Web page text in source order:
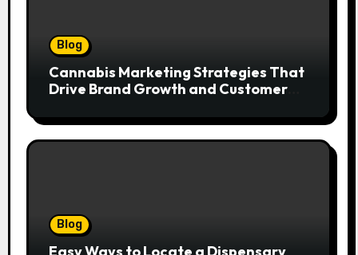
Blog
Cannabis Marketing Strategies That
Drive Brand Growth and Customer
Blog